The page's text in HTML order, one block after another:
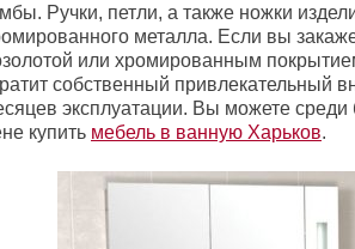
Ручки, петли, а также ножки
металла. Если вы
или хромированным
собственный привлекательный
эксплуатации. Вы можете
купить мебель в ванную Харьков.